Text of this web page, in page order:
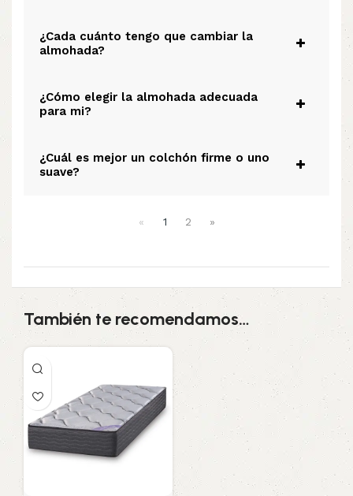
¿Cada cuánto tengo que cambiar la
almohada?
¿Cómo elegir la almohada adecuada
para mi?
¿Cuál es mejor un colchón firme o uno
suave?
« 1 2 »
También te recomendamos…